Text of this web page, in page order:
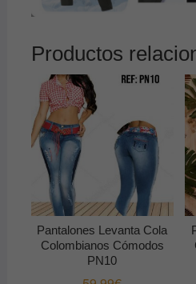
Productos
Pantalones Levanta Cola
Colombianos Cómodos
PN10